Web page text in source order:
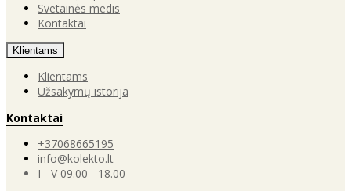
Svetainės medis
Kontaktai
Klientams
Klientams
Užsakymų istorija
Kontaktai
+37068665195
info@kolekto.lt
I - V 09.00 - 18.00